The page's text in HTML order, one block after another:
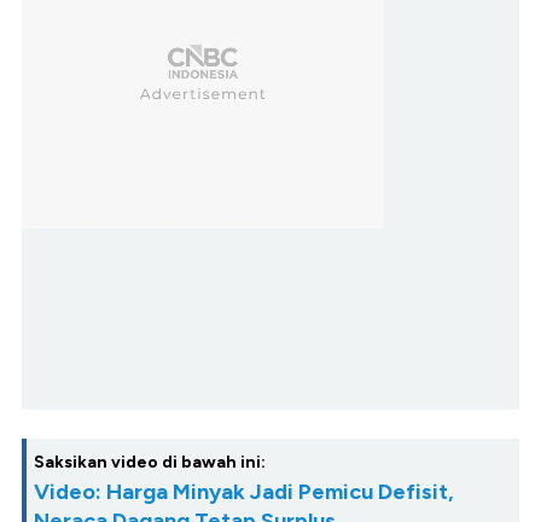
Saksikan video di bawah ini:
Video: Harga Minyak Jadi Pemicu Defisit,